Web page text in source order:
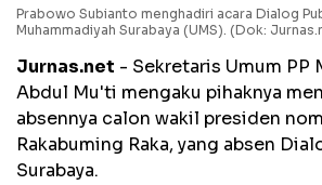
Prabowo Subianto menghadiri acara Dialog
Muhammadiyah Surabaya (UMS). (Dok:
Jurnas.net - Sekretaris Umum PP
Abdul Mu'ti mengaku pihaknya
absennya calon wakil presiden
Rakabuming Raka, yang absen
Surabaya.